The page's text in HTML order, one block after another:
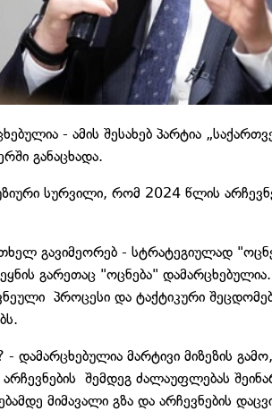
- ამის შესახებ პარტია
განაცხადა.
სურვილი, რომ 2024 წლის
გავიმეორებ - სტრატეგიულად
გარეთაც "ოცნება"
პროცესი და ტაქტიკური
დამარცხებულია მარტივი მიზეზის
შემდეგ ძალაუფლებას
მიმავალი გზა და არჩევნების